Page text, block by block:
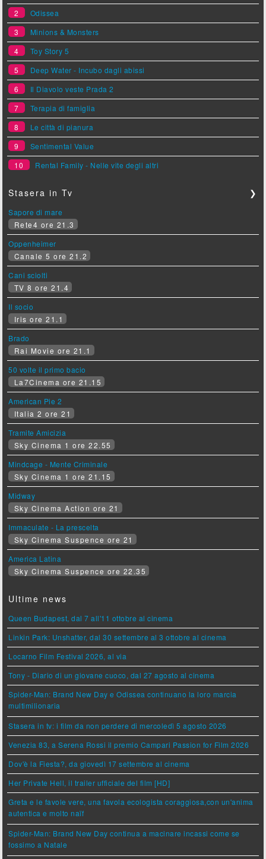
2
Odissea
3
Minions & Monsters
4
Toy Story 5
5
Deep Water - Incubo dagli abissi
6
Il Diavolo veste Prada 2
7
Terapia di famiglia
8
Le città di pianura
9
Sentimental Value
10
Rental Family - Nelle vite degli altri
Stasera in Tv ❯
Sapore di mare
Rete4 ore 21.3
Oppenheimer
Canale 5 ore 21.2
Cani sciolti
TV 8 ore 21.4
Il socio
Iris ore 21.1
Brado
Rai Movie ore 21.1
50 volte il primo bacio
La7Cinema ore 21.15
American Pie 2
Italia 2 ore 21
Tramite Amicizia
Sky Cinema 1 ore 22.55
Mindcage - Mente Criminale
Sky Cinema 1 ore 21.15
Midway
Sky Cinema Action ore 21
Immaculate - La prescelta
Sky Cinema Suspence ore 21
America Latina
Sky Cinema Suspence ore 22.35
Ultime news
Queen Budapest, dal 7 all'11 ottobre al cinema
Linkin Park: Unshatter, dal 30 settembre al 3 ottobre al cinema
Locarno Film Festival 2026, al via
Tony - Diario di un giovane cuoco, dal 27 agosto al cinema
Spider-Man: Brand New Day e Odissea continuano la loro marcia
multimilionaria
Stasera in tv: i film da non perdere di mercoledì 5 agosto 2026
Venezia 83, a Serena Rossi il premio Campari Passion for Film 2026
Dov'è la Fiesta?, da giovedì 17 settembre al cinema
Her Private Hell, il trailer ufficiale del film [HD]
Greta e le favole vere, una favola ecologista coraggiosa,con un'anima
autentica e molto naïf
Spider-Man: Brand New Day continua a macinare incassi come se
fossimo a Natale